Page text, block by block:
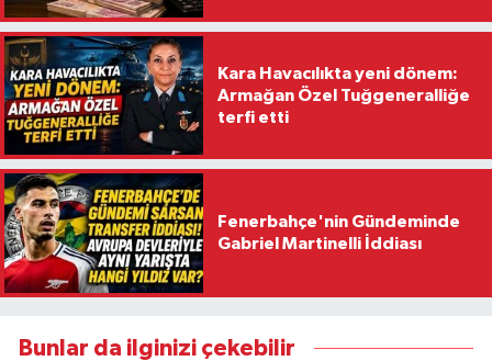
Kara Havacılıkta yeni dönem:
Armağan Özel Tuğgeneralliğe
terfi etti
Fenerbahçe'nin Gündeminde
Gabriel Martinelli İddiası
Bunlar da ilginizi çekebilir